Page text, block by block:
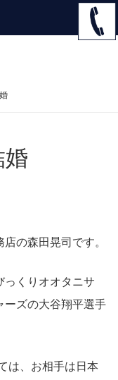
婚
の森田晃司です。
っくりオオタニサ
ーズの大谷翔平選手
は、お相手は日本